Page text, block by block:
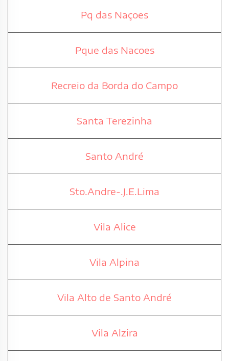
Pq das Naçoes
Pque das Nacoes
Recreio da Borda do Campo
Santa Terezinha
Santo André
Sto.Andre-.J.E.Lima
Vila Alice
Vila Alpina
Vila Alto de Santo André
Vila Alzira